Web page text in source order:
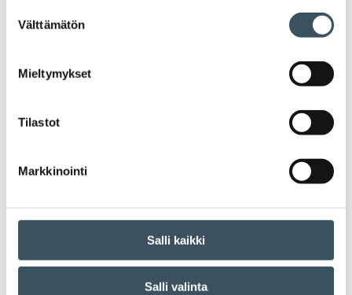
valinta
Välttämätön
Mieltymykset
Tilastot
Markkinointi
Salli kaikki
Salli valinta
Lausunnolla oleva hallituksen esitysluonnos koskee 14
prosenttiin. Kaupan alalla kyseisen verokannan piiriin
Vanhemmat artikkelit Uudemmat artikkelit